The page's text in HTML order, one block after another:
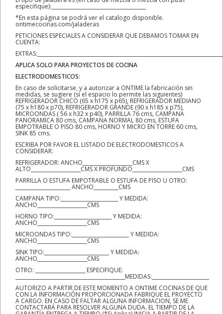
especifique):______________________________________
*En esta página se podrá ver el catalogo disponible.
ontimecocinas.com/jaladeras
PETICIONES ESPECIALES A CONSIDERAR QUE DEBAMOS TOMAR EN
CUENTA:
APLICA SOLO PARA PROYECTOS DE COCINA
ELECTRODOMESTICOS:
En caso de solicitarse, y a autorizar a ONTIME la fabricación sin
medidas, se sugiere (si el espacio lo permite las siguientes)
REFRIGERADOR CHICO (65 x h175 x p65), REFRIGERADOR MEDIANO
(75 x h180 x p70), REFRIGERADOR GRANDE (90 x h185 x p75),
MICROONDAS ( 56 x h32 x p40), PARRILLA 76 cms, CAMPANA
PANORAMICA 80 cms, CAMPANA NORMAL 80 cms, ESTUFA
EMPOTRABLE O PISO 80 cms, HORNO Y MICRO EN TORRE 60 cms,
SINK 85 cms.
ESCRIBA POR FAVOR EL LISTADO DE ELECTRODOMESTICOS A
CONSIDERAR:
REFRIGERADOR: ANCHO____________________CMS X
ALTO____________________CMS X PROFUNDO____________________CMS
PARRILLA O ESTUFA EMPOTRABLE O ESTUFA DE PISO U OTRO:
______________________ ANCHO__________CMS
CAMPANA TIPO:_______________________ Y MEDIDA:
ANCHO____________________CMS
HORNO TIPO:_______________________ Y MEDIDA:
ANCHO____________________CMS
MICROONDAS TIPO:_______________________ Y MEDIDA:
ANCHO____________________CMS
SINK TIPO:__________________________ Y MEDIDA:
ANCHO____________________CMS
OTRO: ____________________ ESPECIFIQUE:
____________________________________________MEDIDAS:_______________________
AUTORIZO A PARTIR DE ESTE MOMENTO A ONTIME COCINAS DE QUE
CON LA INFORMACIÓN PROPORCIONADA FABRIQUE EL PROYECTO
A CARGO. EN CASO DE FALTAR ALGUNA INFORMACION, SE ME
CONTACTARÁ PARA RESOLVER ALGUNA DUDA. EL TIEMPO DE LA